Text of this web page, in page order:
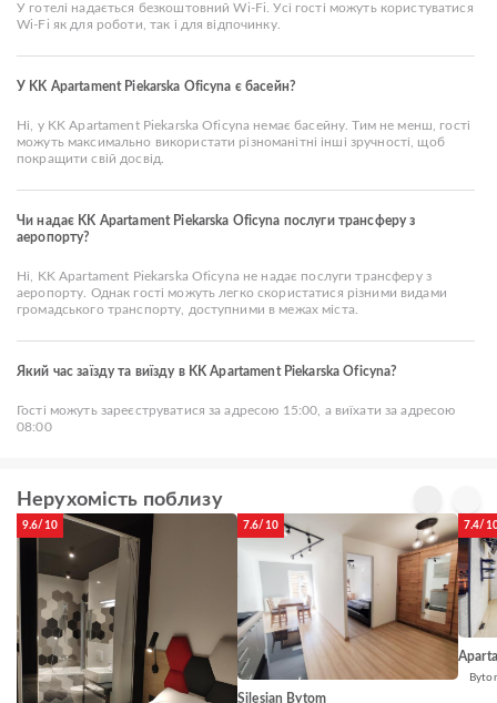
У готелі надається безкоштовний Wi-Fi. Усі гості можуть користуватися
Wi-Fi як для роботи, так і для відпочинку.
У KK Apartament Piekarska Oficyna є басейн?
Ні, у KK Apartament Piekarska Oficyna немає басейну. Тим не менш, гості
можуть максимально використати різноманітні інші зручності, щоб
покращити свій досвід.
Чи надає KK Apartament Piekarska Oficyna послуги трансферу з
аеропорту?
Ні, KK Apartament Piekarska Oficyna не надає послуги трансферу з
аеропорту. Однак гості можуть легко скористатися різними видами
громадського транспорту, доступними в межах міста.
Який час заїзду та виїзду в KK Apartament Piekarska Oficyna?
Гості можуть зареєструватися за адресою 15:00, а виїхати за адресою
08:00
Нерухомість поблизу
9.6/10 7.6/10
Silesian Bytom
7.4/